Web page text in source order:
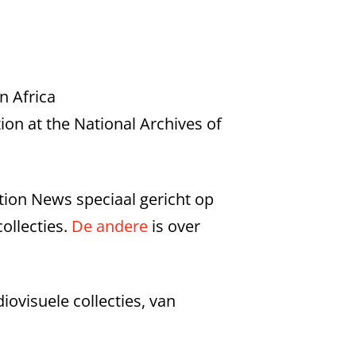
Africa
at the National Archives of
News speciaal gericht op
De andere is over
collecties, van